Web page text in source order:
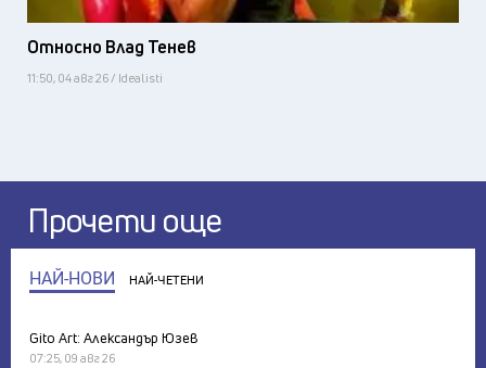
Относно Влад Тенев
11:50, 04 авг 26 / Idealisti
Прочети още
НАЙ-НОВИ НАЙ-ЧЕТЕНИ
Gito Art: Александър Юзев
07:25, 09 авг 26